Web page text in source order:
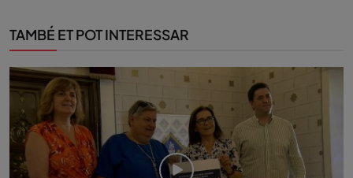
TAMBÉ ET POT INTERESSAR